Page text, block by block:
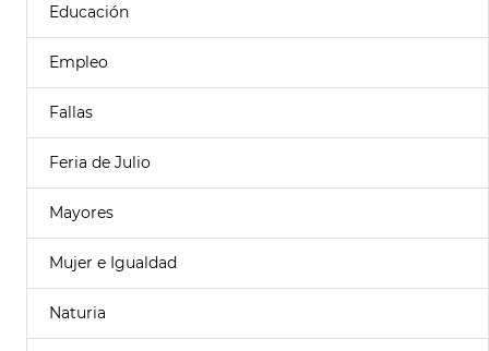
Educación
Empleo
Fallas
Feria de Julio
Mayores
Mujer e Igualdad
Naturia